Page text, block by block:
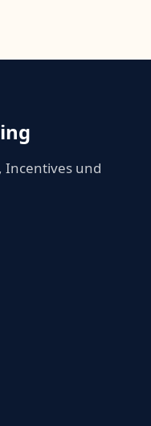
Incentives und